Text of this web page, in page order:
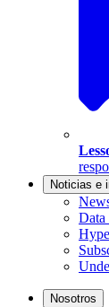
Noticias e
Data
Nosotros